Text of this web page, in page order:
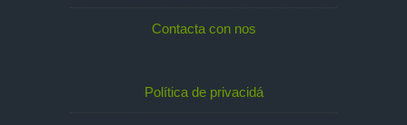
Contacta con nos
Política de privacidá